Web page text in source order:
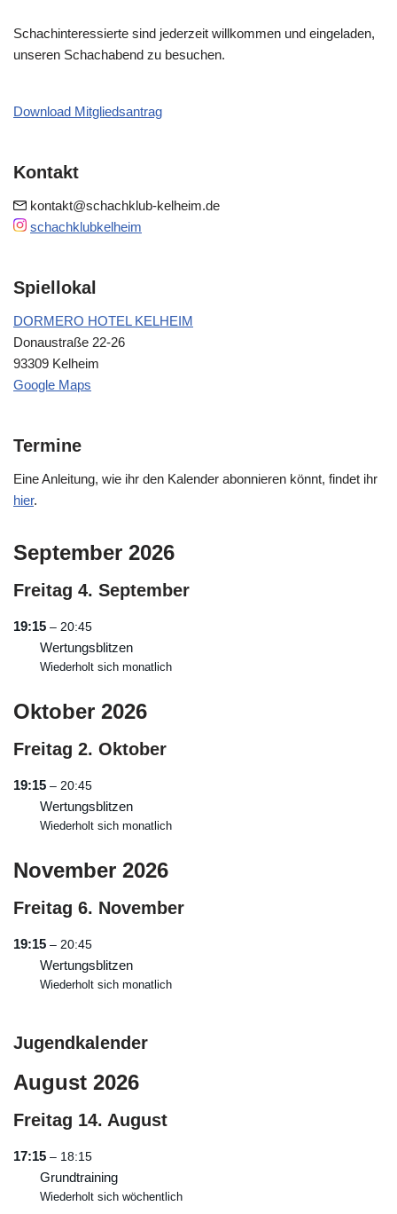
Schachinteressierte sind jederzeit willkommen und eingeladen,
unseren Schachabend zu besuchen.
Download Mitgliedsantrag
Kontakt
kontakt@schachklub-kelheim.de
schachklubkelheim
Spiellokal
DORMERO HOTEL KELHEIM
Donaustraße 22-26
93309 Kelheim
Google Maps
Termine
Eine Anleitung, wie ihr den Kalender abonnieren könnt, findet ihr
hier.
September 2026
Freitag 4. September
19:15 – 20:45
Wertungsblitzen
Wiederholt sich monatlich
Oktober 2026
Freitag 2. Oktober
19:15 – 20:45
Wertungsblitzen
Wiederholt sich monatlich
November 2026
Freitag 6. November
19:15 – 20:45
Wertungsblitzen
Wiederholt sich monatlich
Jugendkalender
August 2026
Freitag 14. August
17:15 – 18:15
Grundtraining
Wiederholt sich wöchentlich